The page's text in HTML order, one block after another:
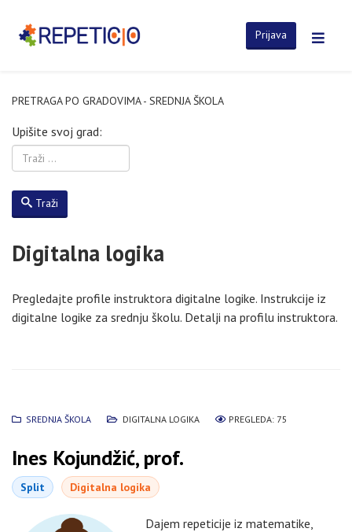
Prijava
PRETRAGA PO GRADOVIMA - SREDNJA ŠKOLA
Upišite svoj grad:
Traži
Digitalna logika
Pregledajte profile instruktora digitalne logike. Instrukcije iz
digitalne logike za srednju školu. Detalji na profilu instruktora.
SREDNJA ŠKOLA DIGITALNA LOGIKA PREGLEDA: 75
Ines Kojundžić, prof.
Split Digitalna logika
Dajem repeticije iz matematike,